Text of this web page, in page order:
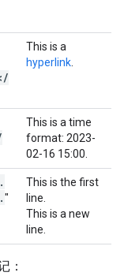
/
This is a
hyperlink
This is a time
format: 2023-
02-16 15:00
.
."
This is the first
line.
This is a new
line.
：